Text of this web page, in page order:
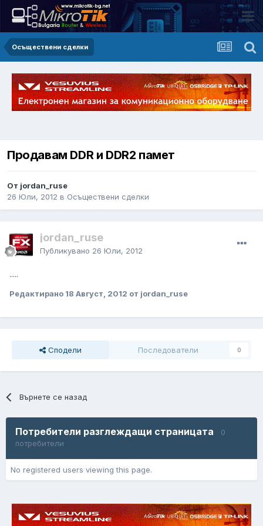
Осъществени сделки
Продавам DDR и DDR2 памет
От jordan_ruse
26 Юли, 2012 в Осъществени сделки
jordan_ruse
Публикувано 26 Юли, 2012
.....
Редактирано 18 Август, 2012 от jordan_ruse
Сподели Последователи 0
Върнете се назад
Потребители разглеждащи страницата
0
потребители
No registered users viewing this page.